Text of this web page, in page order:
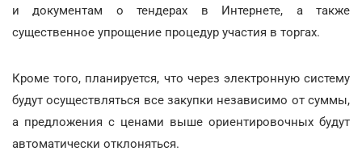
и документам о тендерах в Интернете, а также
существенное упрощение процедур участия в торгах.
Кроме того, планируется, что через электронную систему
будут осуществляться все закупки независимо от суммы,
а предложения с ценами выше ориентировочных будут
автоматически отклоняться.